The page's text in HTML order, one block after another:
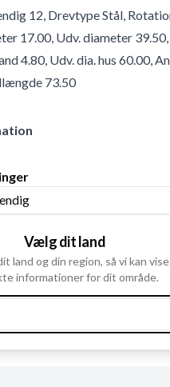
12, Drevtype Stål,
17.00, Udv. diameter
4.80, Udv. dia. hus 60.00,
73.50
Vælg dit land
land og din region, så vi kan
informationer for dit område.